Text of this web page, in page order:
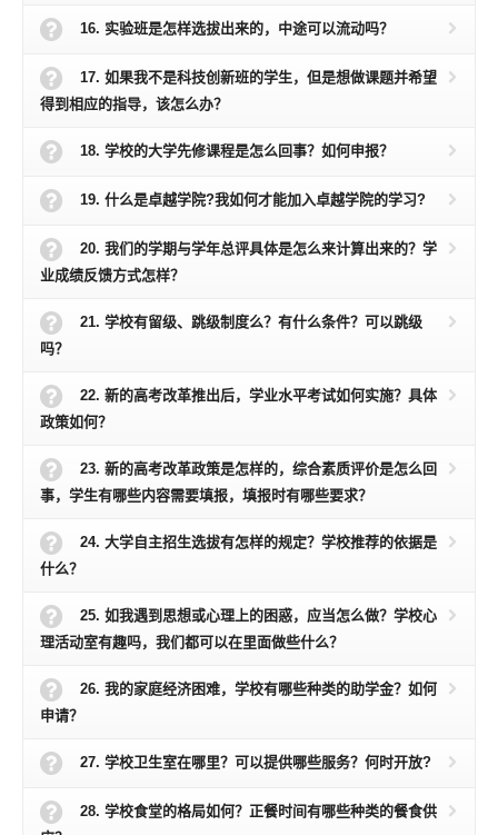
16. 实验班是怎样选拔出来的，中途可以流动吗？
17. 如果我不是科技创新班的学生，但是想做课题并希望
得到相应的指导，该怎么办？
18. 学校的大学先修课程是怎么回事？如何申报？
19. 什么是卓越学院?我如何才能加入卓越学院的学习?
20. 我们的学期与学年总评具体是怎么来计算出来的？学
业成绩反馈方式怎样？
21. 学校有留级、跳级制度么？有什么条件？可以跳级
吗？
22. 新的高考改革推出后，学业水平考试如何实施？具体
政策如何？
23. 新的高考改革政策是怎样的，综合素质评价是怎么回
事，学生有哪些内容需要填报，填报时有哪些要求？
24. 大学自主招生选拔有怎样的规定？学校推荐的依据是
什么？
25. 如我遇到思想或心理上的困惑，应当怎么做？学校心
理活动室有趣吗，我们都可以在里面做些什么？
26. 我的家庭经济困难，学校有哪些种类的助学金？如何
申请？
27. 学校卫生室在哪里？可以提供哪些服务？何时开放?
28. 学校食堂的格局如何？正餐时间有哪些种类的餐食供